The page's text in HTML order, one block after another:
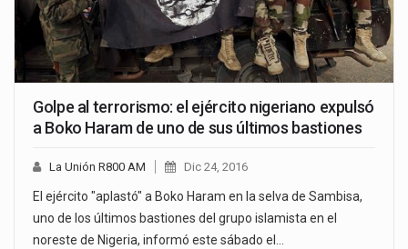
Golpe al terrorismo: el ejército nigeriano expulsó
a Boko Haram de uno de sus últimos bastiones
La Unión R800 AM Dic 24, 2016
El ejército "aplastó" a Boko Haram en la selva de Sambisa,
uno de los últimos bastiones del grupo islamista en el
noreste de Nigeria, informó este sábado el…